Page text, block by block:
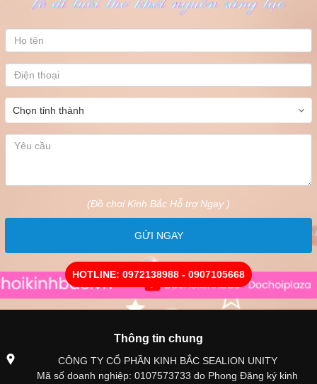
(Đồ chơi Kinh Bắc Hỗ trợ Ngay )
GỬI NGAY
HOTLINE: 0972138988 - 0907105668
Thông tin chung
CÔNG TY CỔ PHẦN KINH BẮC SEALION UNITY
Mã số doanh nghiệp: 0107573733 do Phong Đăng ký kinh